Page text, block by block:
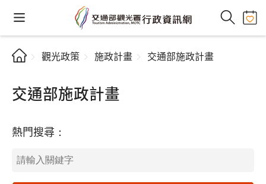
觀光政策 施政計畫 交通部施政計畫
交通部施政計畫
熱門搜尋：